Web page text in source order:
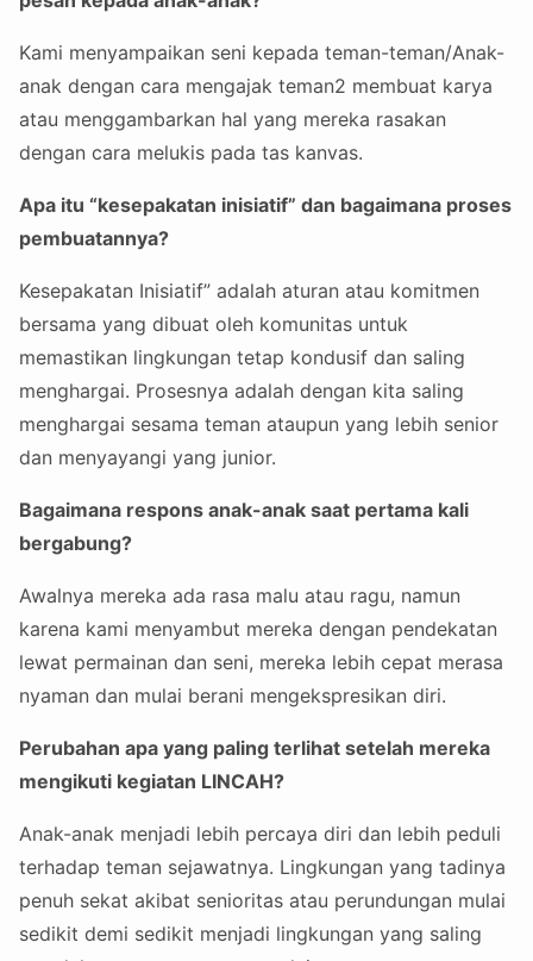
Kami menyampaikan seni kepada teman-teman/Anak-
anak dengan cara mengajak teman2 membuat karya
atau menggambarkan hal yang mereka rasakan
dengan cara melukis pada tas kanvas.
Apa itu “kesepakatan inisiatif” dan bagaimana proses
pembuatannya?
Kesepakatan Inisiatif” adalah aturan atau komitmen
bersama yang dibuat oleh komunitas untuk
memastikan lingkungan tetap kondusif dan saling
menghargai. Prosesnya adalah dengan kita saling
menghargai sesama teman ataupun yang lebih senior
dan menyayangi yang junior.
Bagaimana respons anak-anak saat pertama kali
bergabung?
Awalnya mereka ada rasa malu atau ragu, namun
karena kami menyambut mereka dengan pendekatan
lewat permainan dan seni, mereka lebih cepat merasa
nyaman dan mulai berani mengekspresikan diri.
Perubahan apa yang paling terlihat setelah mereka
mengikuti kegiatan LINCAH?
Anak-anak menjadi lebih percaya diri dan lebih peduli
terhadap teman sejawatnya. Lingkungan yang tadinya
penuh sekat akibat senioritas atau perundungan mulai
sedikit demi sedikit menjadi lingkungan yang saling